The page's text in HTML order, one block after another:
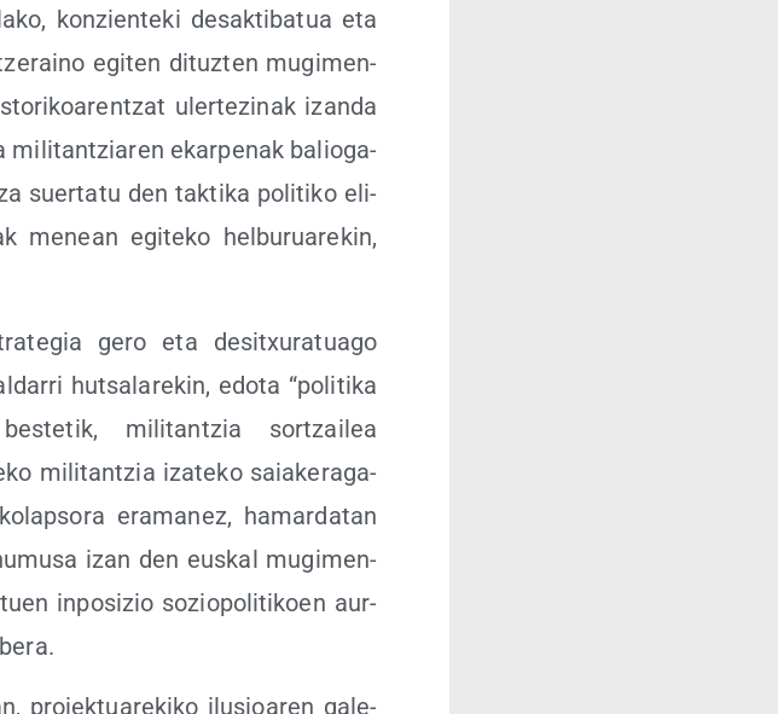
kon­zien­te­ki des­ak­ti­ba­tua eta
egi­ten dituz­ten mugi­men­
uler­te­zi­nak izan­da
mili­tan­tzia­ren ekar­pe­nak balio­ga­
suer­ta­tu den tak­ti­ka poli­ti­ko eli­
menean egi­te­ko hel­bu­rua­re­kin,
gero eta desitxu­ra­tua­go
hutsa­la­re­kin, edo­ta “poli­ti­ka
mili­tan­tzia sor­tzai­lea
mili­tan­tzia iza­te­ko saia­ke­ra­ga­
era­ma­nez, hamar­da­tan
izan den eus­kal mugi­men­
inpo­si­zio sozio­po­li­ti­koen aur­
proiek­tua­re­ki­ko ilu­sioa­ren gale­